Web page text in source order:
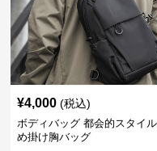
¥4,000 (税込)
ボディバッグ 都会的スタイ
め掛け胸バッグ